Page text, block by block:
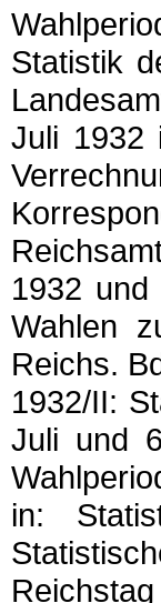
Statistik
Juli 1932
1932
Wahlen
Reichs.
1932/II:
Juli und
in: